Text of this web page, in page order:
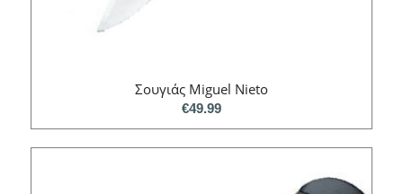
Σουγιάς Miguel Nieto
€49.99